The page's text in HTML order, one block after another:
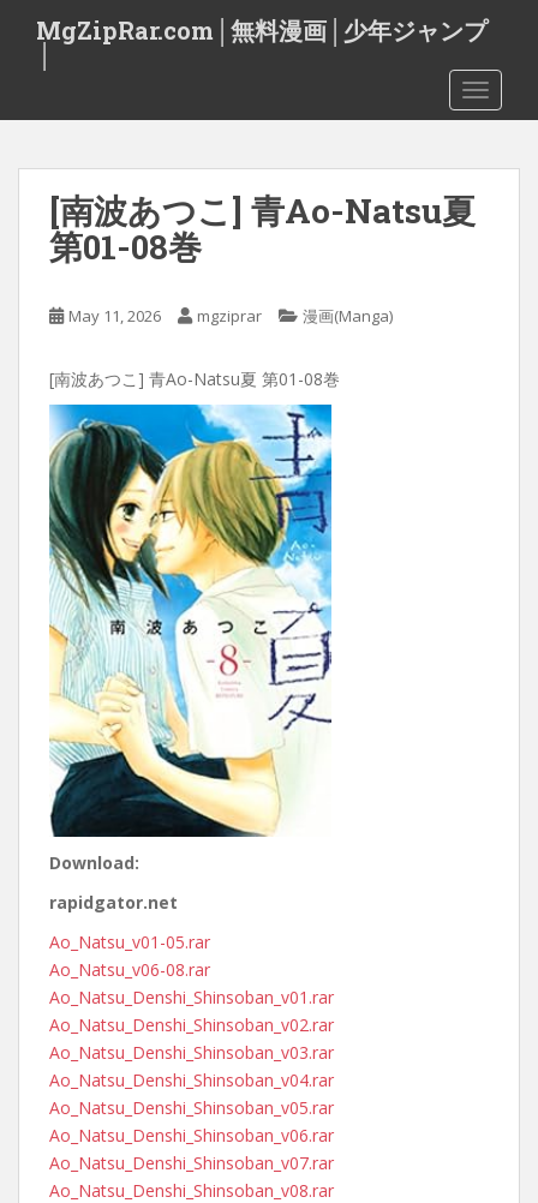
t
MgZipRar.com│無料漫画│少年ジャンプ
[南波あつこ] 青Ao-Natsu夏
第01-08巻
May 11, 2026 mgziprar 漫画(Manga)
[南波あつこ] 青Ao-Natsu夏 第01-08巻
Download:
rapidgator.net
Ao_Natsu_v01-05.rar
Ao_Natsu_v06-08.rar
Ao_Natsu_Denshi_Shinsoban_v01.rar
Ao_Natsu_Denshi_Shinsoban_v02.rar
Ao_Natsu_Denshi_Shinsoban_v03.rar
Ao_Natsu_Denshi_Shinsoban_v04.rar
Ao_Natsu_Denshi_Shinsoban_v05.rar
Ao_Natsu_Denshi_Shinsoban_v06.rar
Ao_Natsu_Denshi_Shinsoban_v07.rar
Ao_Natsu_Denshi_Shinsoban_v08.rar